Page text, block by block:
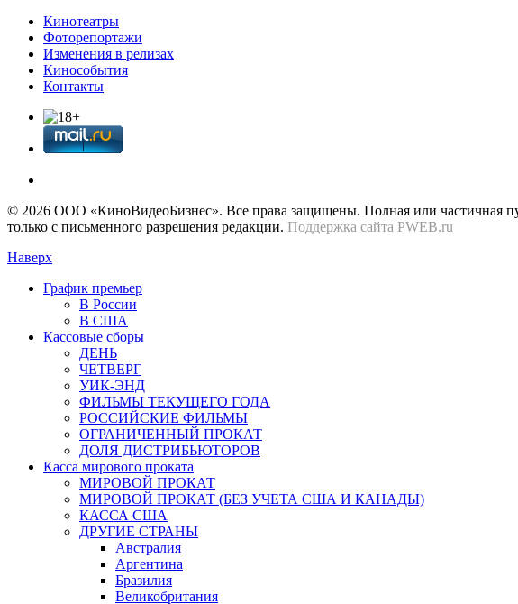
Кинотеатры
Фоторепортажи
Изменения в релизах
Кинособытия
Контакты
© 2026 OOО «КиноВидеоБизнес». Все права защищены. Полная или частичная
только с письменного разрешения редакции. Поддержка сайта PWEB.ru
Наверх
График премьер
В России
В США
Кассовые сборы
ДЕНЬ
ЧЕТВЕРГ
УИК-ЭНД
ФИЛЬМЫ ТЕКУЩЕГО ГОДА
РОССИЙСКИЕ ФИЛЬМЫ
ОГРАНИЧЕННЫЙ ПРОКАТ
ДОЛЯ ДИСТРИБЬЮТОРОВ
Касса мирового проката
МИРОВОЙ ПРОКАТ
МИРОВОЙ ПРОКАТ (БЕЗ УЧЕТА США И КАНАДЫ)
КАССА США
ДРУГИЕ СТРАНЫ
Австралия
Аргентина
Бразилия
Великобритания